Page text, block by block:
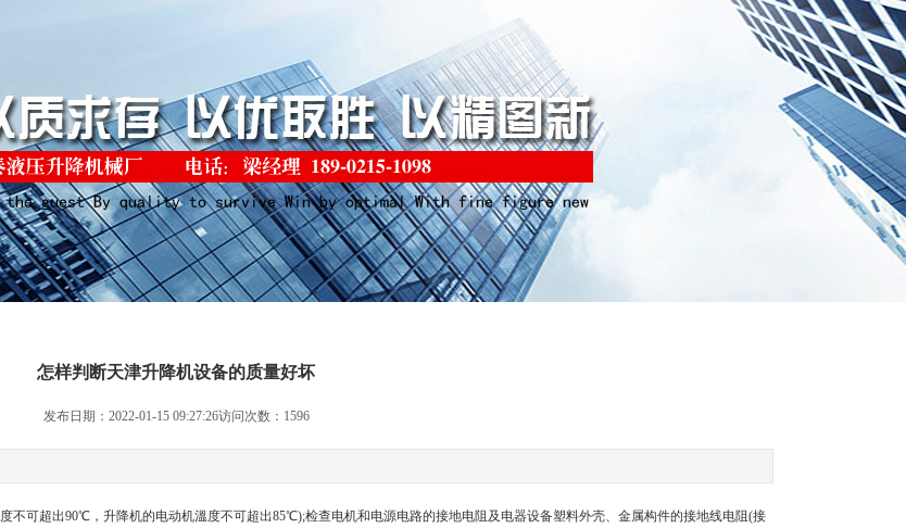
怎样判断天津升降机设备的质量好坏
发布日期：2022-01-15 09:27:26访问次数：1596
不可超出90℃，升降机的电动机溫度不可超出85℃);检查电机和电源电路的接地电阻及电器设备塑料外壳、金属构件的接地线电阻(接